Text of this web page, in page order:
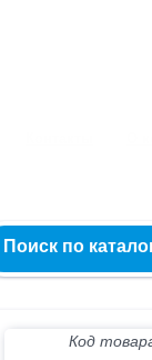
Поиск по
Код